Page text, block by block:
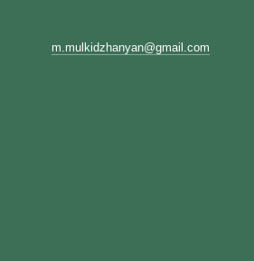
m.mulkidzhanyan@gmail.com